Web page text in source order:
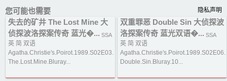
您可能也需要 隐私声明
失去的矿井 The Lost Mine 大
侦探波洛探案传奇 蓝光�... SSA
英 简 双语
Agatha.Christie's.Poirot.1989.S02E03.
The.Lost.Mine.Bluray...
双重罪恶 Double Sin 大侦探波
洛探案传奇 蓝光双语�... SSA
英 简 双语
Agatha.Christie's.Poirot.1989.S02E06.
Double.Sin.Bluray.10...